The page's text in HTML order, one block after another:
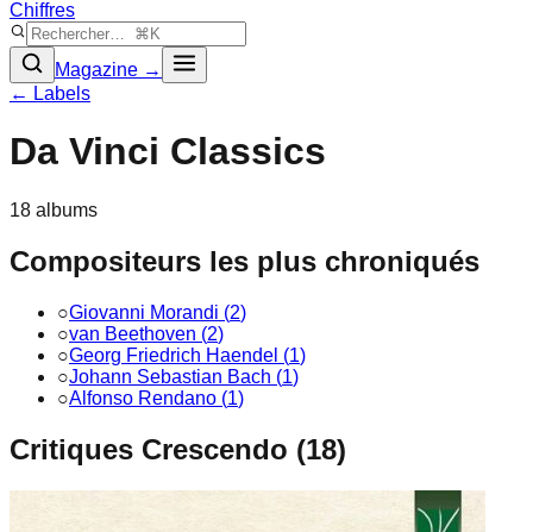
Chiffres
Magazine →
← Labels
Da Vinci Classics
18 albums
Compositeurs les plus chroniqués
○Giovanni Morandi (2)
○van Beethoven (2)
○Georg Friedrich Haendel (1)
○Johann Sebastian Bach (1)
○Alfonso Rendano (1)
Critiques Crescendo (18)